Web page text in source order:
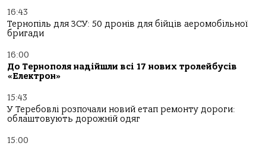
16:43
Тернопіль для ЗСУ: 50 дронів для бійців аеромобільної
бригади
16:00
До Тернополя надійшли всі 17 нових тролейбусів
«Електрон»
15:43
У Теребовлі розпочали новий етап ремонту дороги:
облаштовують дорожній одяг
15:00